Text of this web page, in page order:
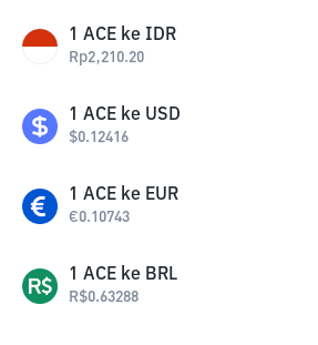
1 ACE ke IDR
Rp2,210.20
1 ACE ke USD
$0.12416
1 ACE ke EUR
€0.10743
1 ACE ke BRL
R$0.63288